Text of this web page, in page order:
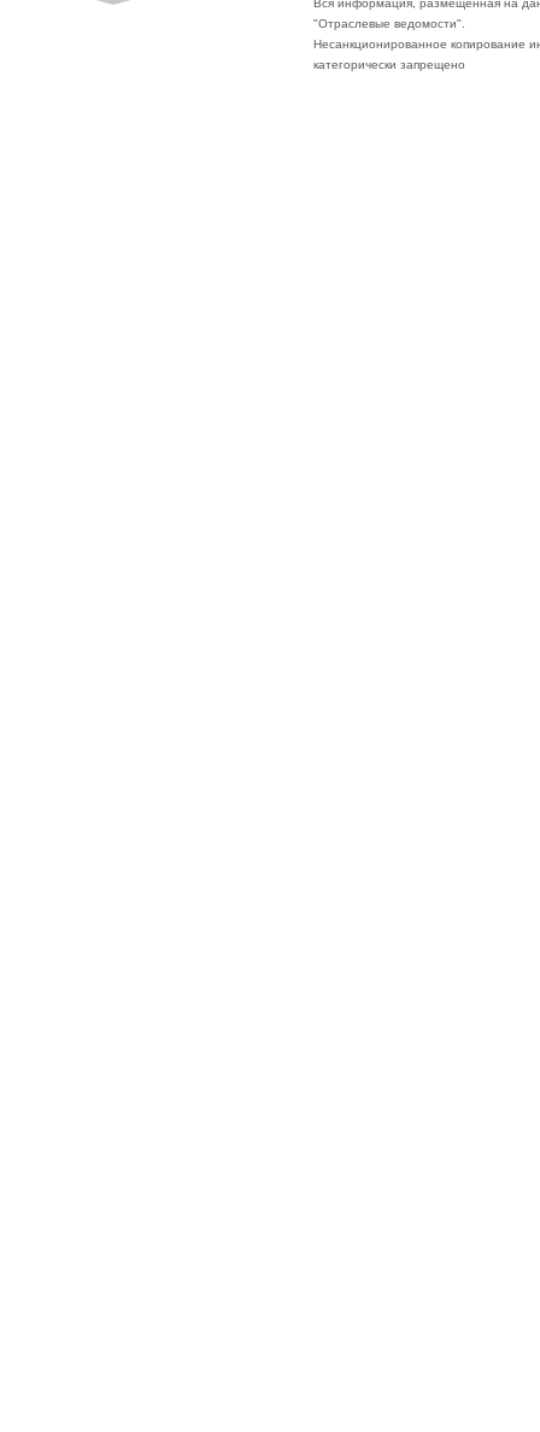
Вся информация, размещённая на
"Отраслевые ведомости".
Несанкционированное копирование
категорически запрещено